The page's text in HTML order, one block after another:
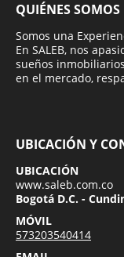
QUIÉNES SOMOS
Somos una
En SALEB, nos
sueños
en el mercado,
UBICACIÓN Y
UBICACIÓN
www.saleb.com.co
Bogotá D.C. -
MÓVIL
573203540414